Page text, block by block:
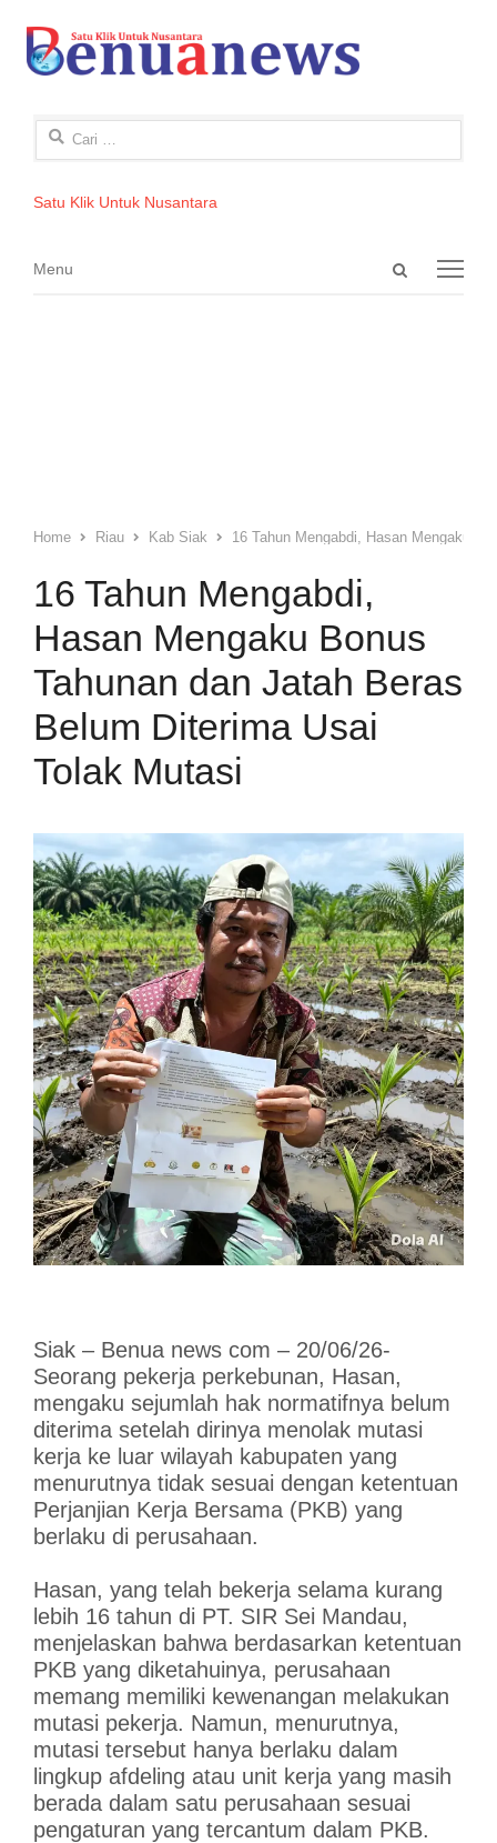
Cari
Satu Klik Untuk Nusantara
Open
Menu
Menu
Home Riau Kab Siak 16 Tahun Mengabdi, Hasan Mengaku
16 Tahun Mengabdi,
Hasan Mengaku Bonus
Tahunan dan Jatah Beras
Belum Diterima Usai
Tolak Mutasi
Siak – Benua news com – 20/06/26-
Seorang pekerja perkebunan, Hasan,
mengaku sejumlah hak normatifnya belum
diterima setelah dirinya menolak mutasi
kerja ke luar wilayah kabupaten yang
menurutnya tidak sesuai dengan ketentuan
Perjanjian Kerja Bersama (PKB) yang
berlaku di perusahaan.
Hasan, yang telah bekerja selama kurang
lebih 16 tahun di PT. SIR Sei Mandau,
menjelaskan bahwa berdasarkan ketentuan
PKB yang diketahuinya, perusahaan
memang memiliki kewenangan melakukan
mutasi pekerja. Namun, menurutnya,
mutasi tersebut hanya berlaku dalam
lingkup afdeling atau unit kerja yang masih
berada dalam satu perusahaan sesuai
pengaturan yang tercantum dalam PKB.